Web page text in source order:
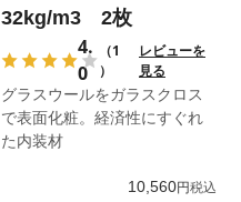
グラスウールをガラスクロス
で表面化粧。経済性にすぐれ
た内装材
32kg/m3 2枚
4.
0
（1
）
レビューを
見る
10,560 税込